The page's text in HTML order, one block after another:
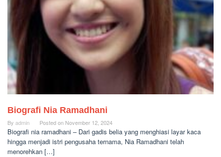
Biografi Nia Ramadhani
By admin Posted on November 12, 2024
Biografi nia ramadhani – Dari gadis belia yang menghiasi layar kaca
hingga menjadi istri pengusaha ternama, Nia Ramadhani telah
menorehkan […]